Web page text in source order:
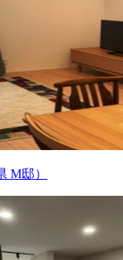
M邸）